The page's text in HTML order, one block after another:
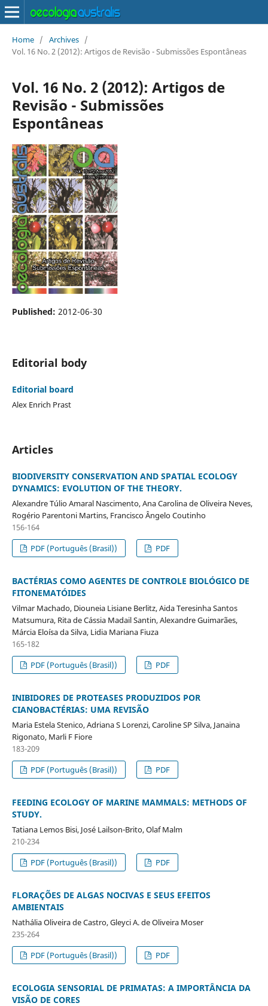
Home / Archives /
Vol. 16 No. 2 (2012): Artigos de Revisão - Submissões Espontâneas
Vol. 16 No. 2 (2012): Artigos de
Revisão - Submissões
Espontâneas
Published: 2012-06-30
Editorial body
Editorial board
Alex Enrich Prast
Articles
BIODIVERSITY CONSERVATION AND SPATIAL ECOLOGY
DYNAMICS: EVOLUTION OF THE THEORY.
Alexandre Túlio Amaral Nascimento, Ana Carolina de Oliveira Neves,
Rogério Parentoni Martins, Francisco Ângelo Coutinho
156-164
PDF (Português (Brasil))
PDF
BACTÉRIAS COMO AGENTES DE CONTROLE BIOLÓGICO DE
FITONEMATÓIDES
Vilmar Machado, Diouneia Lisiane Berlitz, Aida Teresinha Santos
Matsumura, Rita de Cássia Madail Santin, Alexandre Guimarães,
Márcia Eloísa da Silva, Lidia Mariana Fiuza
165-182
PDF (Português (Brasil))
PDF
INIBIDORES DE PROTEASES PRODUZIDOS POR
CIANOBACTÉRIAS: UMA REVISÃO
Maria Estela Stenico, Adriana S Lorenzi, Caroline SP Silva, Janaina
Rigonato, Marli F Fiore
183-209
PDF (Português (Brasil))
PDF
FEEDING ECOLOGY OF MARINE MAMMALS: METHODS OF
STUDY.
Tatiana Lemos Bisi, José Lailson-Brito, Olaf Malm
210-234
PDF (Português (Brasil))
PDF
FLORAÇÕES DE ALGAS NOCIVAS E SEUS EFEITOS
AMBIENTAIS
Nathália Oliveira de Castro, Gleyci A. de Oliveira Moser
235-264
PDF (Português (Brasil))
PDF
ECOLOGIA SENSORIAL DE PRIMATAS: A IMPORTÂNCIA DA
VISÃO DE CORES